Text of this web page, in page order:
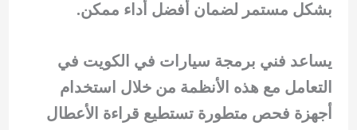
بشكل مستمر لضمان أفضل أداء ممكن.
يساعد فني برمجة سيارات في الكويت في
التعامل مع هذه الأنظمة من خلال استخدام
أجهزة فحص متطورة تستطيع قراءة الأعطال